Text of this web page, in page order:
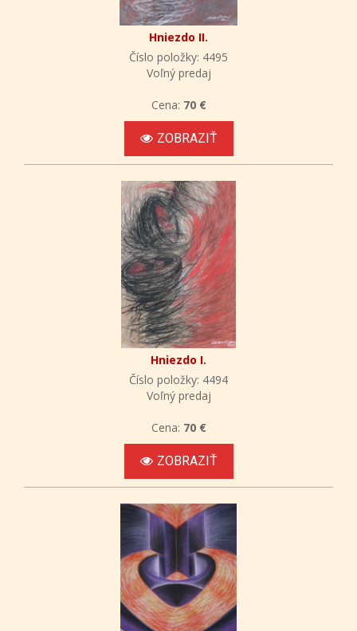
Hniezdo II.
Číslo položky: 4495
Voľný predaj
Cena: 70 €
ZOBRAZIŤ
Hniezdo I.
Číslo položky: 4494
Voľný predaj
Cena: 70 €
ZOBRAZIŤ